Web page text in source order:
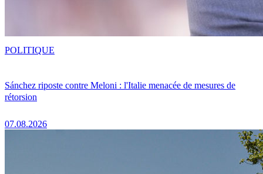
Sánchez riposte contre Meloni : l'Italie menacée de mesures de
rétorsion
07.08.2026
POLITIQUE